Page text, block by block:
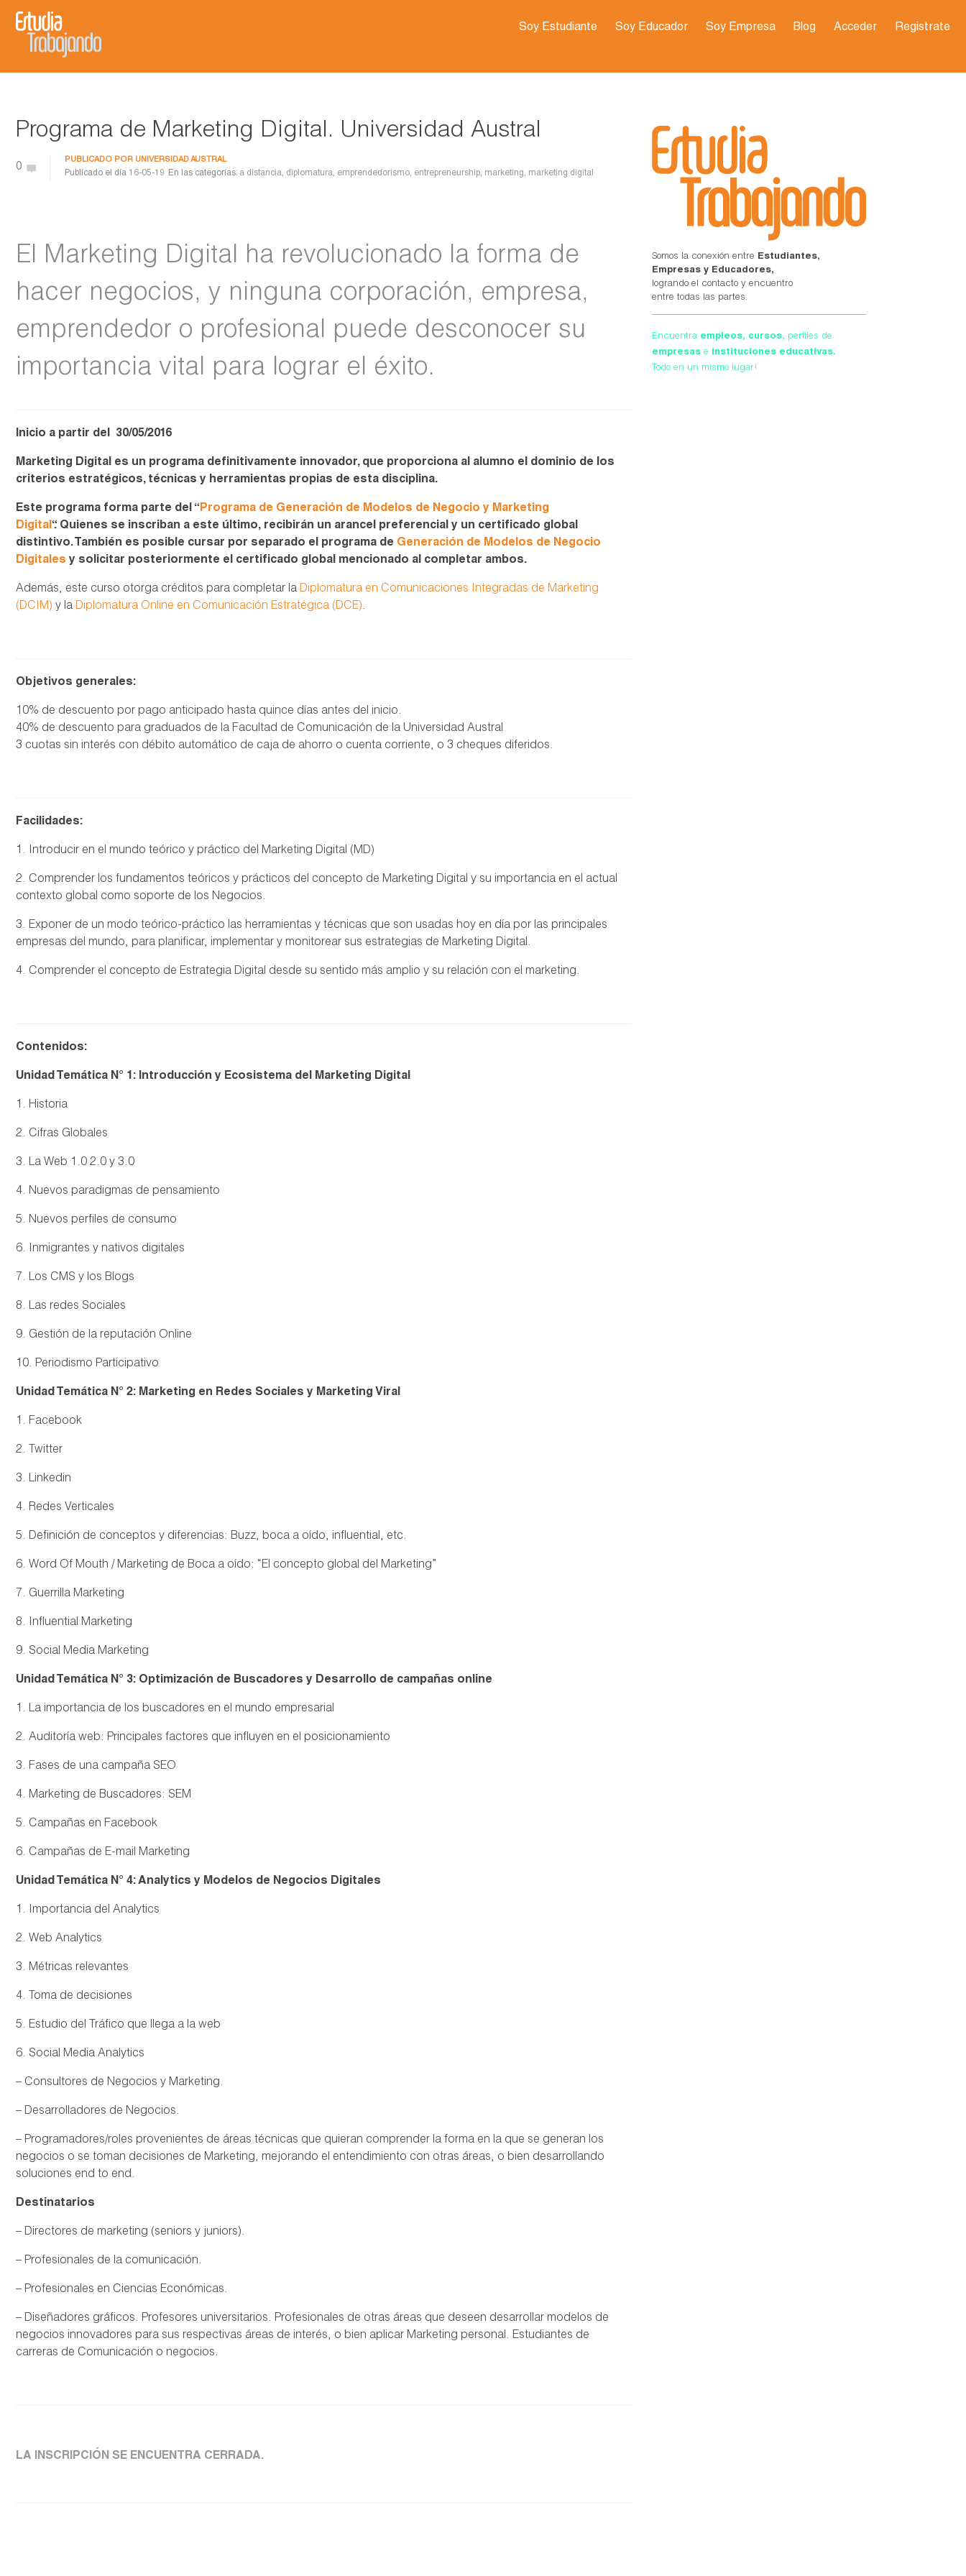
Soy Estudiante Soy Educador Soy Empresa Blog Acceder Registrate
Programa de Marketing Digital. Universidad Austral
0
PUBLICADO POR UNIVERSIDAD AUSTRAL
Publicado el día 16-05-19 En las categorías: a distancia, diplomatura, emprendedorismo, entrepreneurship, marketing, marketing digital
El Marketing Digital ha revolucionado la forma de
hacer negocios, y ninguna corporación, empresa,
emprendedor o profesional puede desconocer su
importancia vital para lograr el éxito.
Inicio a partir del 30/05/2016
Marketing Digital es un programa definitivamente innovador, que proporciona al alumno el dominio de los
criterios estratégicos, técnicas y herramientas propias de esta disciplina.
Este programa forma parte del “Programa de Generación de Modelos de Negocio y Marketing
Digital“. Quienes se inscriban a este último, recibirán un arancel preferencial y un certificado global
distintivo. También es posible cursar por separado el programa de Generación de Modelos de Negocio
Digitales y solicitar posteriormente el certificado global mencionado al completar ambos.
Además, este curso otorga créditos para completar la Diplomatura en Comunicaciones Integradas de Marketing
(DCIM) y la Diplomatura Online en Comunicación Estratégica (DCE).
Objetivos generales:
10% de descuento por pago anticipado hasta quince días antes del inicio.
40% de descuento para graduados de la Facultad de Comunicación de la Universidad Austral
3 cuotas sin interés con débito automático de caja de ahorro o cuenta corriente, o 3 cheques diferidos.
Facilidades:
1. Introducir en el mundo teórico y práctico del Marketing Digital (MD)
2. Comprender los fundamentos teóricos y prácticos del concepto de Marketing Digital y su importancia en el actual
contexto global como soporte de los Negocios.
3. Exponer de un modo teórico-práctico las herramientas y técnicas que son usadas hoy en día por las principales
empresas del mundo, para planificar, implementar y monitorear sus estrategias de Marketing Digital.
4. Comprender el concepto de Estrategia Digital desde su sentido más amplio y su relación con el marketing.
Contenidos:
Unidad Temática N° 1: Introducción y Ecosistema del Marketing Digital
1. Historia
2. Cifras Globales
3. La Web 1.0 2.0 y 3.0
4. Nuevos paradigmas de pensamiento
5. Nuevos perfiles de consumo
6. Inmigrantes y nativos digitales
7. Los CMS y los Blogs
8. Las redes Sociales
9. Gestión de la reputación Online
10. Periodismo Participativo
Unidad Temática N° 2: Marketing en Redes Sociales y Marketing Viral
1. Facebook
2. Twitter
3. Linkedin
4. Redes Verticales
5. Definición de conceptos y diferencias: Buzz, boca a oído, influential, etc.
6. Word Of Mouth / Marketing de Boca a oído: “El concepto global del Marketing”
7. Guerrilla Marketing
8. Influential Marketing
9. Social Media Marketing
Unidad Temática N° 3: Optimización de Buscadores y Desarrollo de campañas online
1. La importancia de los buscadores en el mundo empresarial
2. Auditoría web: Principales factores que influyen en el posicionamiento
3. Fases de una campaña SEO
4. Marketing de Buscadores: SEM
5. Campañas en Facebook
6. Campañas de E-mail Marketing
Unidad Temática N° 4: Analytics y Modelos de Negocios Digitales
1. Importancia del Analytics
2. Web Analytics
3. Métricas relevantes
4. Toma de decisiones
5. Estudio del Tráfico que llega a la web
6. Social Media Analytics
– Consultores de Negocios y Marketing.
– Desarrolladores de Negocios.
– Programadores/roles provenientes de áreas técnicas que quieran comprender la forma en la que se generan los
negocios o se toman decisiones de Marketing, mejorando el entendimiento con otras áreas, o bien desarrollando
soluciones end to end.
Destinatarios
– Directores de marketing (seniors y juniors).
– Profesionales de la comunicación.
– Profesionales en Ciencias Económicas.
– Diseñadores gráficos. Profesores universitarios. Profesionales de otras áreas que deseen desarrollar modelos de
negocios innovadores para sus respectivas áreas de interés, o bien aplicar Marketing personal. Estudiantes de
carreras de Comunicación o negocios.
LA INSCRIPCIÓN SE ENCUENTRA CERRADA.
Somos la conexión entre Estudiantes,
Empresas y Educadores,
logrando el contacto y encuentro
entre todas las partes.
Encuentra empleos, cursos, perfiles de
empresas e instituciones educativas.
Todo en un mismo lugar!